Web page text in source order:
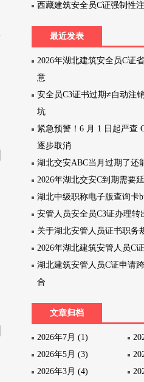
西藏建筑安全员C证强制性
最近发表
2026年湖北建筑安全员C证
意
安全员C3证书过期≠自动注
坑
紧急预警！6 月 1 日起严查
逐步取消
湖北交安ABC当月过期了还
2026年湖北交安C到期需要
湖北中级职称电子版查询卡
安管人员安全员C3证办理转
关于湖北安管人员证书职务
2026年湖北建筑安管人员C
湖北建筑安管人员C证申请
合
文章归档
2026年7月 (1)
2026年5月 (3)
2026年3月 (4)